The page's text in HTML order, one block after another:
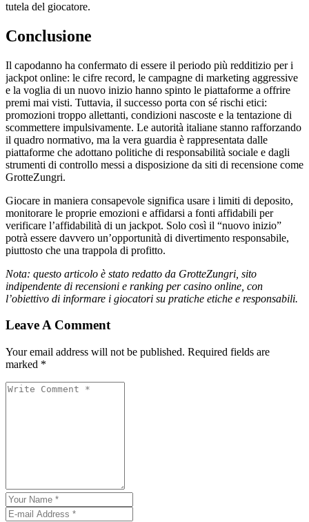
tutela del giocatore.
Conclusione
Il capodanno ha confermato di essere il periodo più redditizio per i
jackpot online: le cifre record, le campagne di marketing aggressive
e la voglia di un nuovo inizio hanno spinto le piattaforme a offrire
premi mai visti. Tuttavia, il successo porta con sé rischi etici:
promozioni troppo allettanti, condizioni nascoste e la tentazione di
scommettere impulsivamente. Le autorità italiane stanno rafforzando
il quadro normativo, ma la vera guardia è rappresentata dalle
piattaforme che adottano politiche di responsabilità sociale e dagli
strumenti di controllo messi a disposizione da siti di recensione come
GrotteZungri.
Giocare in maniera consapevole significa usare i limiti di deposito,
monitorare le proprie emozioni e affidarsi a fonti affidabili per
verificare l’affidabilità di un jackpot. Solo così il “nuovo inizio”
potrà essere davvero un’opportunità di divertimento responsabile,
piuttosto che una trappola di profitto.
Nota: questo articolo è stato redatto da GrotteZungri, sito
indipendente di recensioni e ranking per casino online, con
l’obiettivo di informare i giocatori su pratiche etiche e responsabili.
Leave A Comment
Your email address will not be published. Required fields are
marked *